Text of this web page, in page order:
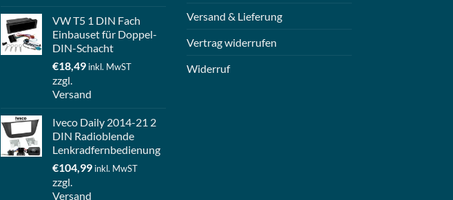
VW T5 1 DIN Fach
Einbauset für Doppel-
DIN-Schacht
€18,49 inkl. MwST
zzgl.
Versand
Iveco Daily 2014-21 2
DIN Radioblende
Lenkradfernbedienung
€104,99 inkl. MwST
zzgl.
Versand
Versand & Lieferung
Vertrag widerrufen
Widerruf